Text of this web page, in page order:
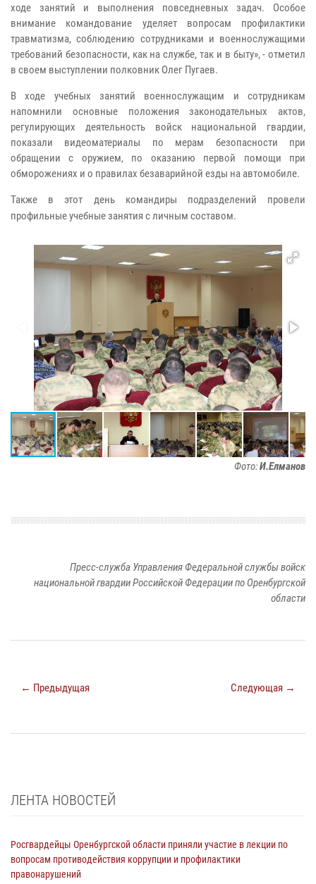
ходе занятий и выполнения повседневных задач. Особое
внимание командование уделяет вопросам профилактики
травматизма, соблюдению сотрудниками и военнослужащими
требований безопасности, как на службе, так и в быту», - отметил
в своем выступлении полковник Олег Пугаев.
В ходе учебных занятий военнослужащим и сотрудникам
напомнили основные положения законодательных актов,
регулирующих деятельность войск национальной гвардии,
показали видеоматериалы по мерам безопасности при
обращении с оружием, по оказанию первой помощи при
обморожениях и о правилах безаварийной езды на автомобиле.
Также в этот день командиры подразделений провели
профильные учебные занятия с личным составом.
Фото:И.Елманов
Пресс-служба Управления Федеральной службы войск
национальной гвардии Российской Федерации по Оренбургской
области
← Предыдущая Следующая →
ЛЕНТА НОВОСТЕЙ
Росгвардейцы Оренбургской области приняли участие в лекции по
вопросам противодействия коррупции и профилактики
правонарушений